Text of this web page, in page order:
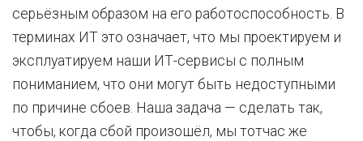
серьёзным образом на его работоспособность. В
терминах ИТ это означает, что мы проектируем и
эксплуатируем наши ИТ-сервисы с полным
пониманием, что они могут быть недоступными
по причине сбоев. Наша задача — сделать так,
чтобы, когда сбой произошёл, мы тотчас же